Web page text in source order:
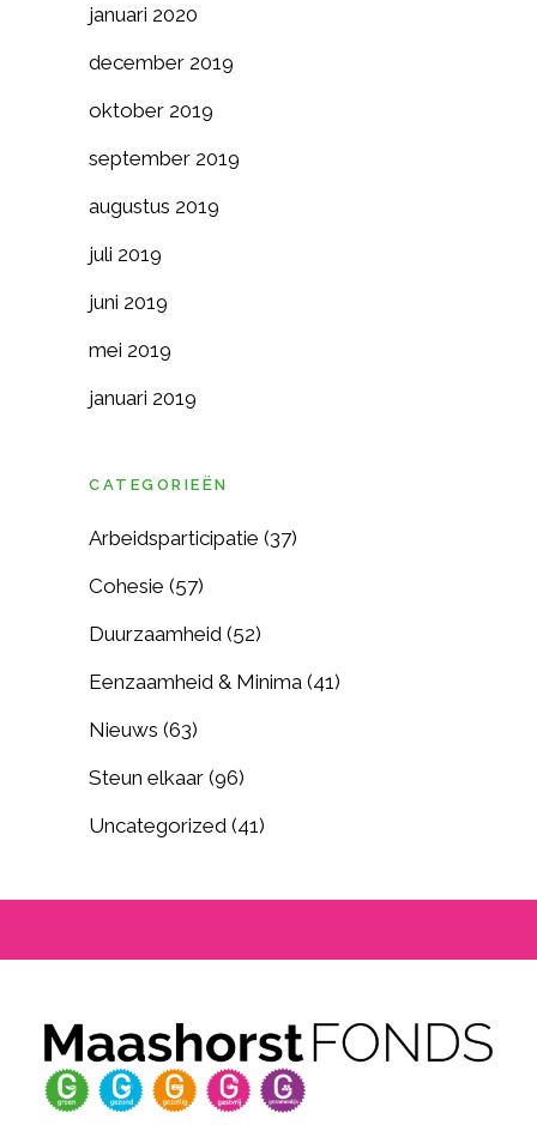
januari 2020
december 2019
oktober 2019
september 2019
augustus 2019
juli 2019
juni 2019
mei 2019
januari 2019
CATEGORIEËN
Arbeidsparticipatie (37)
Cohesie (57)
Duurzaamheid (52)
Eenzaamheid & Minima (41)
Nieuws (63)
Steun elkaar (96)
Uncategorized (41)